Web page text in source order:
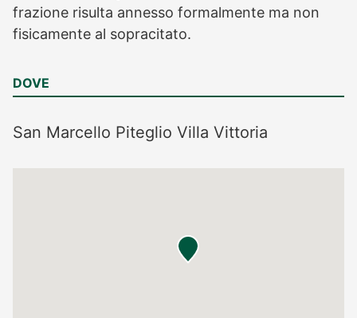
frazione risulta annesso formalmente ma non
fisicamente al sopracitato.
DOVE
San Marcello Piteglio Villa Vittoria